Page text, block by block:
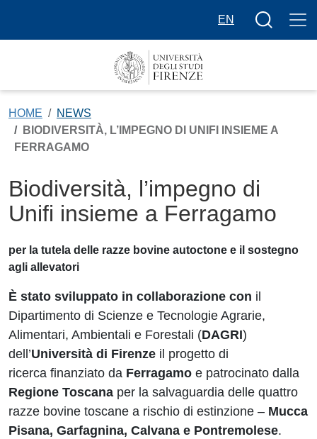
EN
Bottone
HOME
NEWS
BIODIVERSITÀ, L’IMPEGNO DI UNIFI INSIEME A
FERRAGAMO
Biodiversità, l’impegno di
Unifi insieme a Ferragamo
per la tutela delle razze bovine autoctone e il sostegno
agli allevatori
È stato sviluppato in collaborazione con il
Dipartimento di Scienze e Tecnologie Agrarie,
Alimentari, Ambientali e Forestali (DAGRI)
dell’Università di Firenze il progetto di
ricerca finanziato da Ferragamo e patrocinato dalla
Regione Toscana per la salvaguardia delle quattro
razze bovine toscane a rischio di estinzione – Mucca
Pisana, Garfagnina, Calvana e Pontremolese.